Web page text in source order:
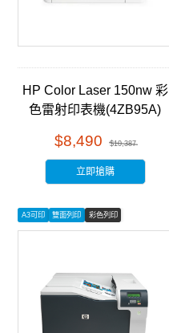
HP Color Laser 150nw 彩
色雷射印表機(4ZB95A)
$8,490 $10,387
立即搶購
A3可印 雙面列印 彩色列印